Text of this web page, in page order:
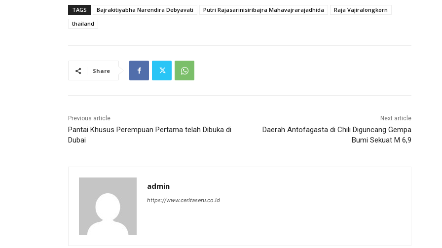
TAGS Bajrakitiyabha Narendira Debyavati Putri Rajasarinisiribajra Mahavajrarajadhida
Raja Vajiralongkorn
thailand
Share
Previous article
Pantai Khusus Perempuan Pertama telah Dibuka di
Dubai
Next article
Daerah Antofagasta di Chili Diguncang Gempa
Bumi Sekuat M 6,9
admin
https://www.ceritaseru.co.id